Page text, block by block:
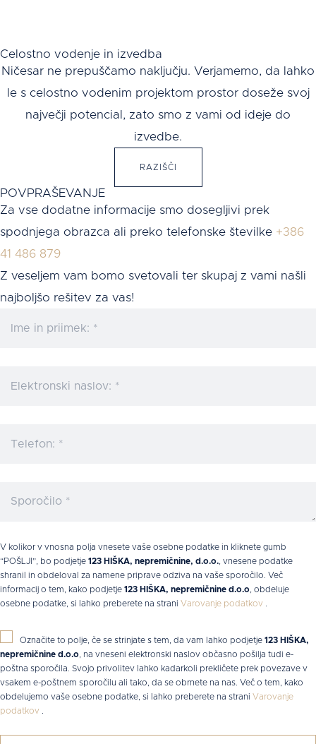
Celostno vodenje in izvedba
Ničesar ne prepuščamo naključju. Verjamemo, da lahko
le s celostno vodenim projektom prostor doseže svoj
največji potencial, zato smo z vami od ideje do
izvedbe.
RAZIŠČI
POVPRAŠEVANJE
Za vse dodatne informacije smo dosegljivi prek
spodnjega obrazca ali preko telefonske številke +386
41 486 879
Z veseljem vam bomo svetovali ter skupaj z vami našli
najboljšo rešitev za vas!
V kolikor v vnosna polja vnesete vaše osebne podatke in kliknete gumb
“POŠLJI”, bo podjetje 123 HIŠKA, nepremičnine, d.o.o. , vnesene podatke
shranil in obdeloval za namene priprave odziva na vaše sporočilo. Več
informacij o tem, kako podjetje 123 HIŠKA, nepremičnine d.o.o , obdeluje
osebne podatke, si lahko preberete na strani Varovanje podatkov
Označite to polje, če se strinjate s tem, da vam lahko podjetje 123 HIŠKA,
nepremičnine d.o.o , na vneseni elektronski naslov občasno pošilja tudi e-
poštna sporočila. Svojo privolitev lahko kadarkoli prekličete prek povezave v
vsakem e-poštnem sporočilu ali tako, da se obrnete na nas. Več o tem, kako
obdelujemo vaše osebne podatke, si lahko preberete na strani Varovanje
podatkov